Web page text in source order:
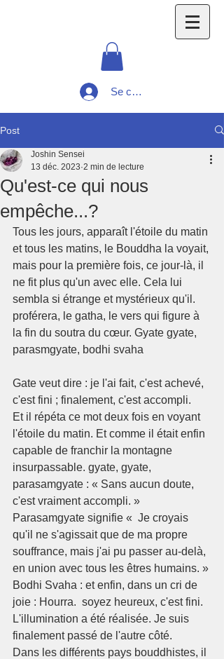
Se connecter
Post
Qu'est-ce qui nous
empêche...?
Joshin Sensei
13 déc. 2023 2 min de lecture
Tous les jours, apparaît l'étoile du matin
et tous les matins, le Bouddha la voyait,
mais pour la première fois, ce jour-là, il
ne fit plus qu'un avec elle. Cela lui
sembla si étrange et mystérieux qu'il.
proférera, le gatha, le vers qui figure à
la fin du soutra du cœur. Gyate gyate,
parasmgyate, bodhi svaha
Gate veut dire : je l'ai fait, c'est achevé,
c'est fini ; finalement, c'est accompli.
Et il répéta ce mot deux fois en voyant
l'étoile du matin. Et comme il était enfin
capable de franchir la montagne
insurpassable. gyate, gyate,
parasamgyate : « Sans aucun doute,
c'est vraiment accompli. »
Parasamgyate signifie «  Je croyais
qu'il ne s'agissait que de ma propre
souffrance, mais j'ai pu passer au-delà,
en union avec tous les êtres humains. »
Bodhi Svaha : et enfin, dans un cri de
joie : Hourra.  soyez heureux, c'est fini.
L'illumination a été réalisée. Je suis
finalement passé de l'autre côté.
Dans les différents pays bouddhistes, il